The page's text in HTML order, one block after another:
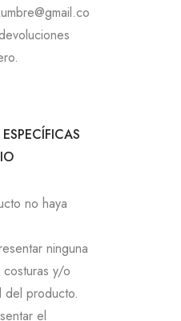
no haya
ninguna
y/o
del producto.
el